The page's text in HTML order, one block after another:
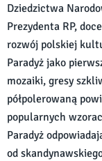
Dziedzictwa
Prezydenta RP,
rozwój polskiej
Paradyż jako
mozaiki, gresy
półpolerowaną
popularnych
Paradyż
od